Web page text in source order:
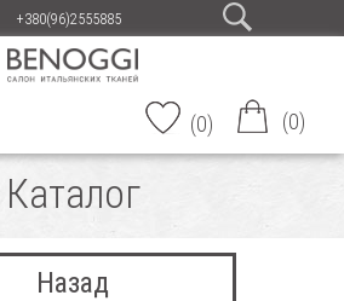
+380(96)2555885
(0) (0)
Каталог
Назад